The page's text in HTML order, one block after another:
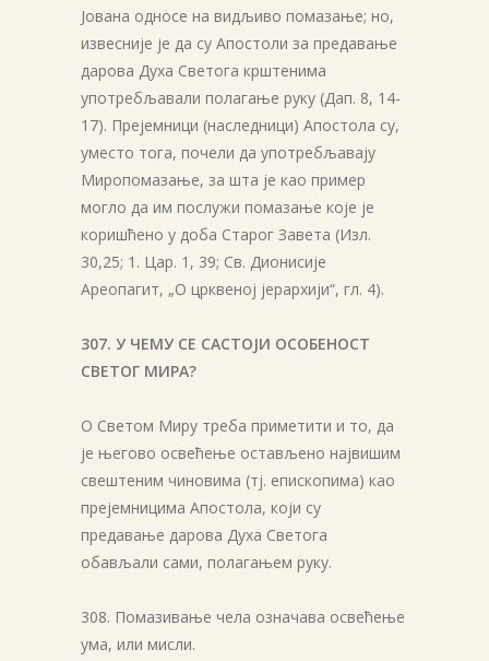
Јована односе на видљиво помазање; но,
извесније је да су Апостоли за предавање
дарова Духа Светога крштенима
употребљавали полагање руку (Дап. 8, 14-
17). Прејемници (наследници) Апостола су,
уместо тога, почели да употребљавају
Миропомазање, за шта је као пример
могло да им послужи помазање које је
коришћено у доба Старог Завета (Изл.
30,25; 1. Цар. 1, 39; Св. Дионисије
Ареопагит, „О црквеној јерархији“, гл. 4).
307. У ЧЕМУ СЕ САСТОЈИ ОСОБЕНОСТ
СВЕТОГ МИРА?
О Светом Миру треба приметити и то, да
је његово освећење остављено највишим
свештеним чиновима (тј. епископима) као
прејемницима Апостола, који су
предавање дарова Духа Светога
обављали сами, полагањем руку.
308. Помазивање чела означава освећење
ума, или мисли.